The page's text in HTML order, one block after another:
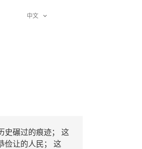
中文
史碾过的痕迹； 这
俭让的人民； 这